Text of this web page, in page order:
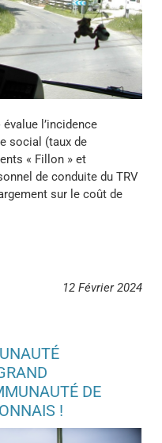
l’incidence
social (taux de
« Fillon » et
de conduite du TRV
sur le coût de
12 Février 2024
DE
!